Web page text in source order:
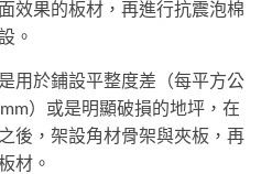
效果的板材，再進行抗震泡棉
。
用於鋪設平整度差（每平方公
）或是明顯破損的地坪，在
後，架設角材骨架與夾板，再
材。